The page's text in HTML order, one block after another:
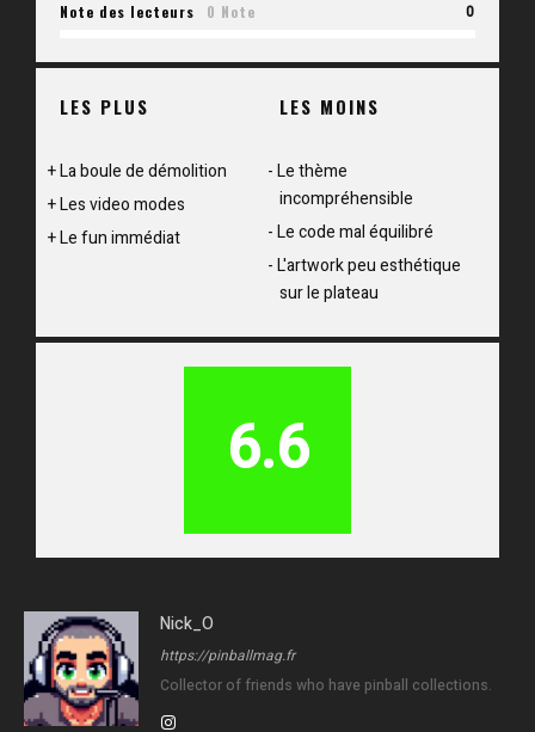
Note des lecteurs 0 Note 0
LES PLUS
La boule de démolition
Les video modes
Le fun immédiat
LES MOINS
Le thème
incompréhensible
Le code mal équilibré
L'artwork peu esthétique
sur le plateau
6.6
Nick_O
https://pinballmag.fr
Collector of friends who have pinball collections.